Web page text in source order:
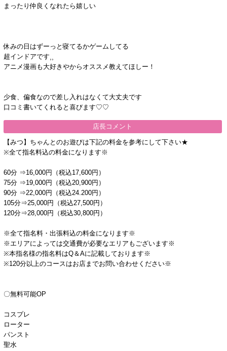
まったり仲良くなれたら嬉しい
休みの日はずーっと寝てるかゲームしてる
超インドアです⸒⸒
アニメ漫画も大好きやからオススメ教えてほしー！
少食、偏食なので差し入れはなくて大丈夫です
口コミ書いてくれると喜びます♡♡
店長コメント
【みつ】ちゃんとのお遊びは下記の料金を参考にして下さい★
※全て指名料込の料金になります※
60分 ⇒16,000円（税込17,600円）
75分 ⇒19,000円（税込20,900円）
90分 ⇒22,000円（税込24.200円）
105分⇒25,000円（税込27,500円）
120分⇒28,000円（税込30,800円）
※全て指名料・出張料込の料金になります※
※エリアによっては交通費が必要なエリアもございます※
※本指名様の指名料はQ＆Aに記載しております※
※120分以上のコースはお店までお問い合わせください※
〇無料可能OP
コスプレ
ローター
パンスト
聖水